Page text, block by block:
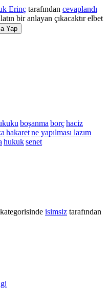
Erinç tarafından cevaplandı
bir anlayan çıkacaktır elbet
boşanma borçhaciz
hakaretne yapılması lazım
hukuksenet
kategorisinde isimsiz tarafından